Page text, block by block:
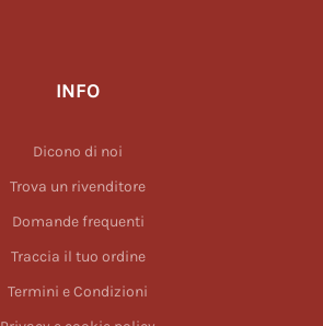
INFO
Dicono di noi
Trova un rivenditore
Domande frequenti
Traccia il tuo ordine
Termini e Condizioni